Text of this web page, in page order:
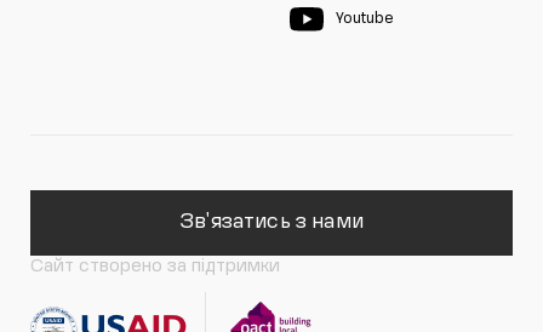
Youtube
Зв'язатись з нами
Сайт створено за підтримки